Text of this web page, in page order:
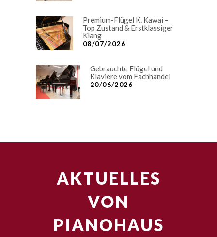
Premium-Flügel K. Kawai –
Top Zustand & Erstklassiger
Klang
08/07/2026
Gebrauchte Flügel und
Klaviere vom Fachhandel
20/06/2026
AKTUELLES
VON
PIANOHAUS